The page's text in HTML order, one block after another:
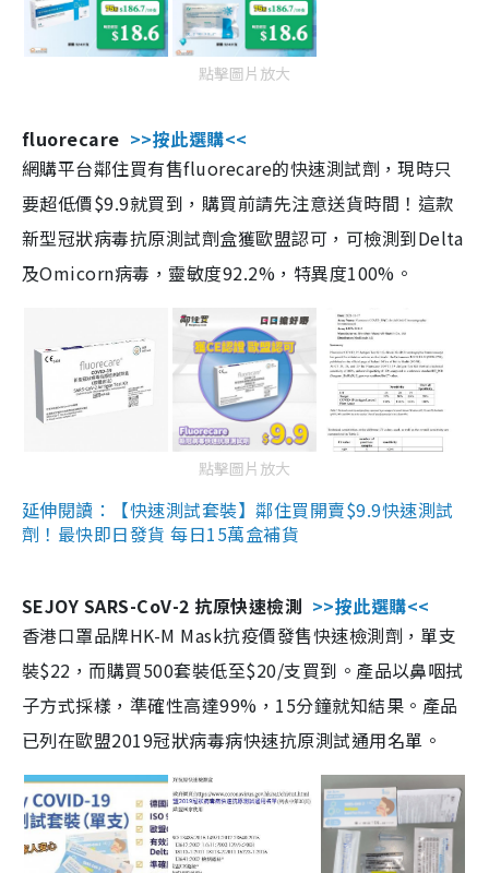
點擊圖片放大
fluorecare >>按此選購<<
網購平台鄰住買有售fluorecare的快速測試劑，現時只
要超低價$9.9就買到，購買前請先注意送貨時間！這款
新型冠狀病毒抗原測試劑盒獲歐盟認可，可檢測到Delta
及Omicorn病毒，靈敏度92.2%，特異度100%。
點擊圖片放大
延伸閱讀：【快速測試套裝】鄰住買開賣$9.9快速測試
劑！最快即日發貨 每日15萬盒補貨
SEJOY SARS-CoV-2 抗原快速檢測 >>按此選購<<
香港口罩品牌HK-M Mask抗疫價發售快速檢測劑，單支
裝$22，而購買500套裝低至$20/支買到。產品以鼻咽拭
子方式採樣，準確性高達99%，15分鐘就知結果。產品
已列在歐盟2019冠狀病毒病快速抗原測試通用名單。